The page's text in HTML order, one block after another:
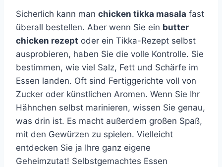
Sicherlich kann man chicken tikka masala fast
überall bestellen. Aber wenn Sie ein butter
chicken rezept oder ein Tikka-Rezept selbst
ausprobieren, haben Sie die volle Kontrolle. Sie
bestimmen, wie viel Salz, Fett und Schärfe im
Essen landen. Oft sind Fertiggerichte voll von
Zucker oder künstlichen Aromen. Wenn Sie Ihr
Hähnchen selbst marinieren, wissen Sie genau,
was drin ist. Es macht außerdem großen Spaß,
mit den Gewürzen zu spielen. Vielleicht
entdecken Sie ja Ihre ganz eigene
Geheimzutat! Selbstgemachtes Essen